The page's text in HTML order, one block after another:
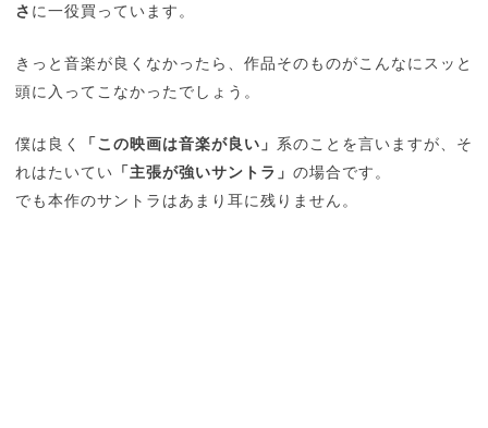
さ に一役買っています。
きっと音楽が良くなかったら、作品そのものがこんなにスッと
頭に入ってこなかったでしょう。
僕は良く 「この映画は音楽が良い」 系のことを言いますが、そ
れはたいてい 「主張が強いサントラ」 の場合です。
でも本作のサントラはあまり耳に残りません。